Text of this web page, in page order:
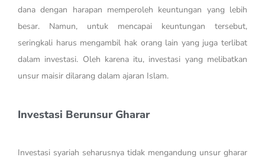
dana dengan harapan memperoleh keuntungan yang lebih
besar. Namun, untuk mencapai keuntungan tersebut,
seringkali harus mengambil hak orang lain yang juga terlibat
dalam investasi. Oleh karena itu, investasi yang melibatkan
unsur maisir dilarang dalam ajaran Islam.
Investasi Berunsur Gharar
Investasi syariah seharusnya tidak mengandung unsur gharar